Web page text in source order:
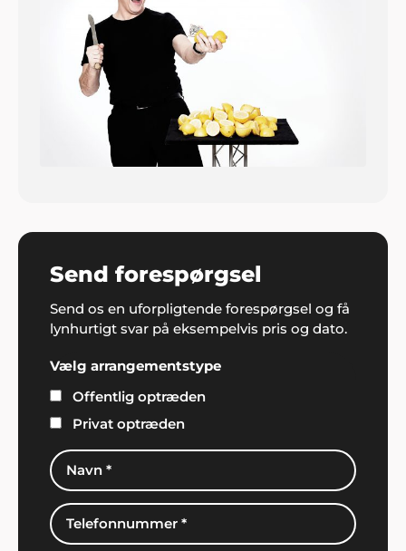
Send forespørgsel
Send os en uforpligtende forespørgsel og få
lynhurtigt svar på eksempelvis pris og dato.
Vælg arrangementstype
Offentlig optræden
Privat optræden